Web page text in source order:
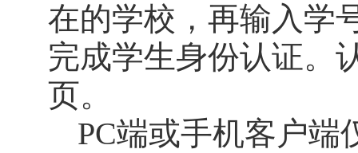
在的学校，再输入学
完成学生身份认证。
页。
PC端或手机客户端